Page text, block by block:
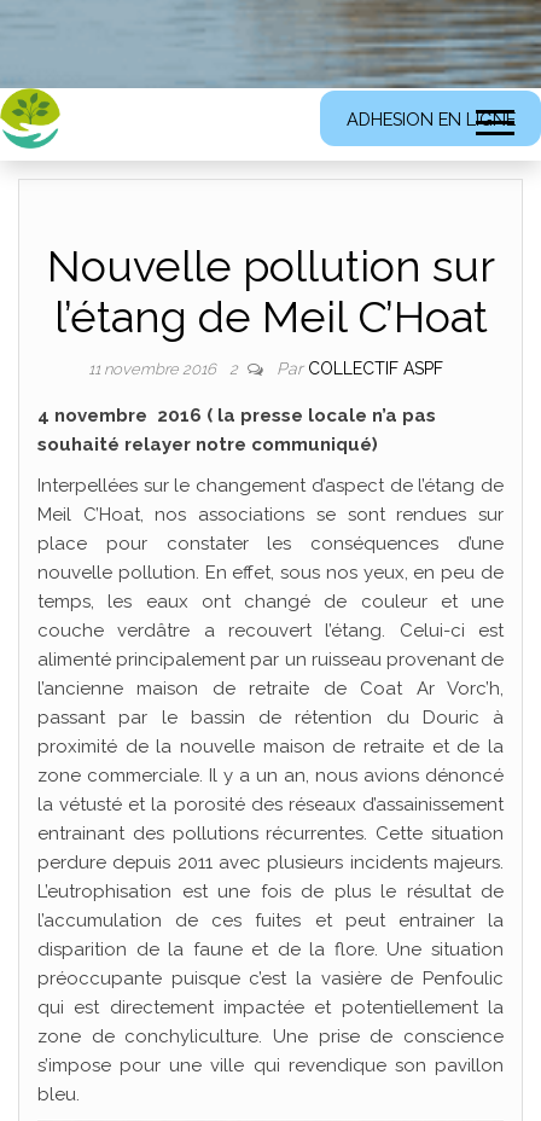
ADHESION EN LIGNE
Nouvelle pollution sur
l’étang de Meil C’Hoat
11 novembre 2016 2 Par COLLECTIF ASPF
4 novembre 2016 ( la presse locale n’a pas
souhaité relayer notre communiqué)
Interpellées sur le changement d’aspect de l’étang de
Meil C’Hoat, nos associations se sont rendues sur
place pour constater les conséquences d’une
nouvelle pollution. En effet, sous nos yeux, en peu de
temps, les eaux ont changé de couleur et une
couche verdâtre a recouvert l’étang. Celui-ci est
alimenté principalement par un ruisseau provenant de
l’ancienne maison de retraite de Coat Ar Vorc’h,
passant par le bassin de rétention du Douric à
proximité de la nouvelle maison de retraite et de la
zone commerciale. Il y a un an, nous avions dénoncé
la vétusté et la porosité des réseaux d’assainissement
entrainant des pollutions récurrentes. Cette situation
perdure depuis 2011 avec plusieurs incidents majeurs.
L’eutrophisation est une fois de plus le résultat de
l’accumulation de ces fuites et peut entrainer la
disparition de la faune et de la flore. Une situation
préoccupante puisque c’est la vasière de Penfoulic
qui est directement impactée et potentiellement la
zone de conchyliculture. Une prise de conscience
s’impose pour une ville qui revendique son pavillon
bleu.